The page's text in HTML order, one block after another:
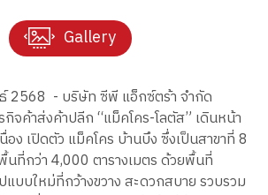
Gallery
2568 - บริษัท ซีพี แอ็กซ์ตร้า จำกัด
จค้าส่งค้าปลีก “แม็คโคร-โลตัส” เดินหน้า
อง เปิดตัว แม็คโคร บ้านบึง ซึ่งเป็นสาขาที่ 8
ที่กว่า 4,000 ตารางเมตร ด้วยพื้นที่
แบบใหม่ที่กว้างขวาง สะดวกสบาย รวบรวม